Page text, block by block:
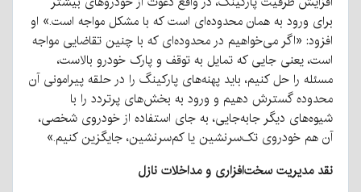
برای ورود به همان محدوده‌ای است که با مشکل مواجه است.» او
افزود: «اگر می‌خواهیم در محدوده‌ای که با چنین تقاضایی مواجه
است، یعنی جایی که تمایل به توقف و پارک خودرو بالاست،
مسئله را حل کنیم، باید پهنه‌های پارکینگ را در حلقه پیرامونی آن
محدوده گسترش دهیم و ورود به بخش‌های پرتردد را با
شیوه‌های دیگر جابه‌جایی، به جای استفاده از خودروی شخصی،
آن هم خودروی تک‌سرنشین یا کم‌سرنشین، جایگزین کنیم.»
نقد مدیریت سخت‌افزاری و مداخلات نازل